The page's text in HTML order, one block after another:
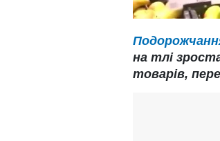
на тлі
товарів,